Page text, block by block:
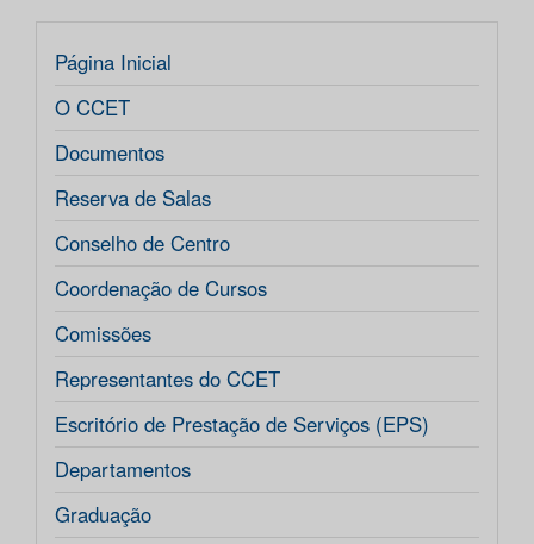
Página Inicial
O CCET
Documentos
Reserva de Salas
Conselho de Centro
Coordenação de Cursos
Comissões
Representantes do CCET
Escritório de Prestação de Serviços (EPS)
Departamentos
Graduação